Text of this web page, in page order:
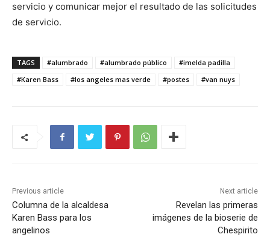
servicio y comunicar mejor el resultado de las solicitudes
de servicio.
TAGS #alumbrado #alumbrado público
#imelda padilla
#Karen Bass
#los angeles mas verde #postes #van nuys
Previous article
Columna de la alcaldesa
Karen Bass para los
angelinos
Next article
Revelan las primeras
imágenes de la bioserie de
Chespirito